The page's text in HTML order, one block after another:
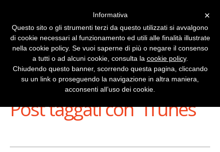
Stai Visualizzando
Post taggati con ‘ iTunes ’
×
Informativa
Questo sito o gli strumenti terzi da questo utilizzati si avvalgono
di cookie necessari al funzionamento ed utili alle finalità illustrate
nella cookie policy. Se vuoi saperne di più o negare il consenso
a tutti o ad alcuni cookie, consulta la cookie policy.
Chiudendo questo banner, scorrendo questa pagina, cliccando
su un link o proseguendo la navigazione in altra maniera,
acconsenti all’uso dei cookie.